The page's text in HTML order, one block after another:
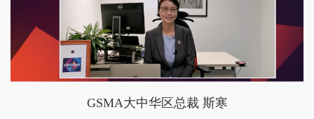
GSMA大中华区总裁 斯寒